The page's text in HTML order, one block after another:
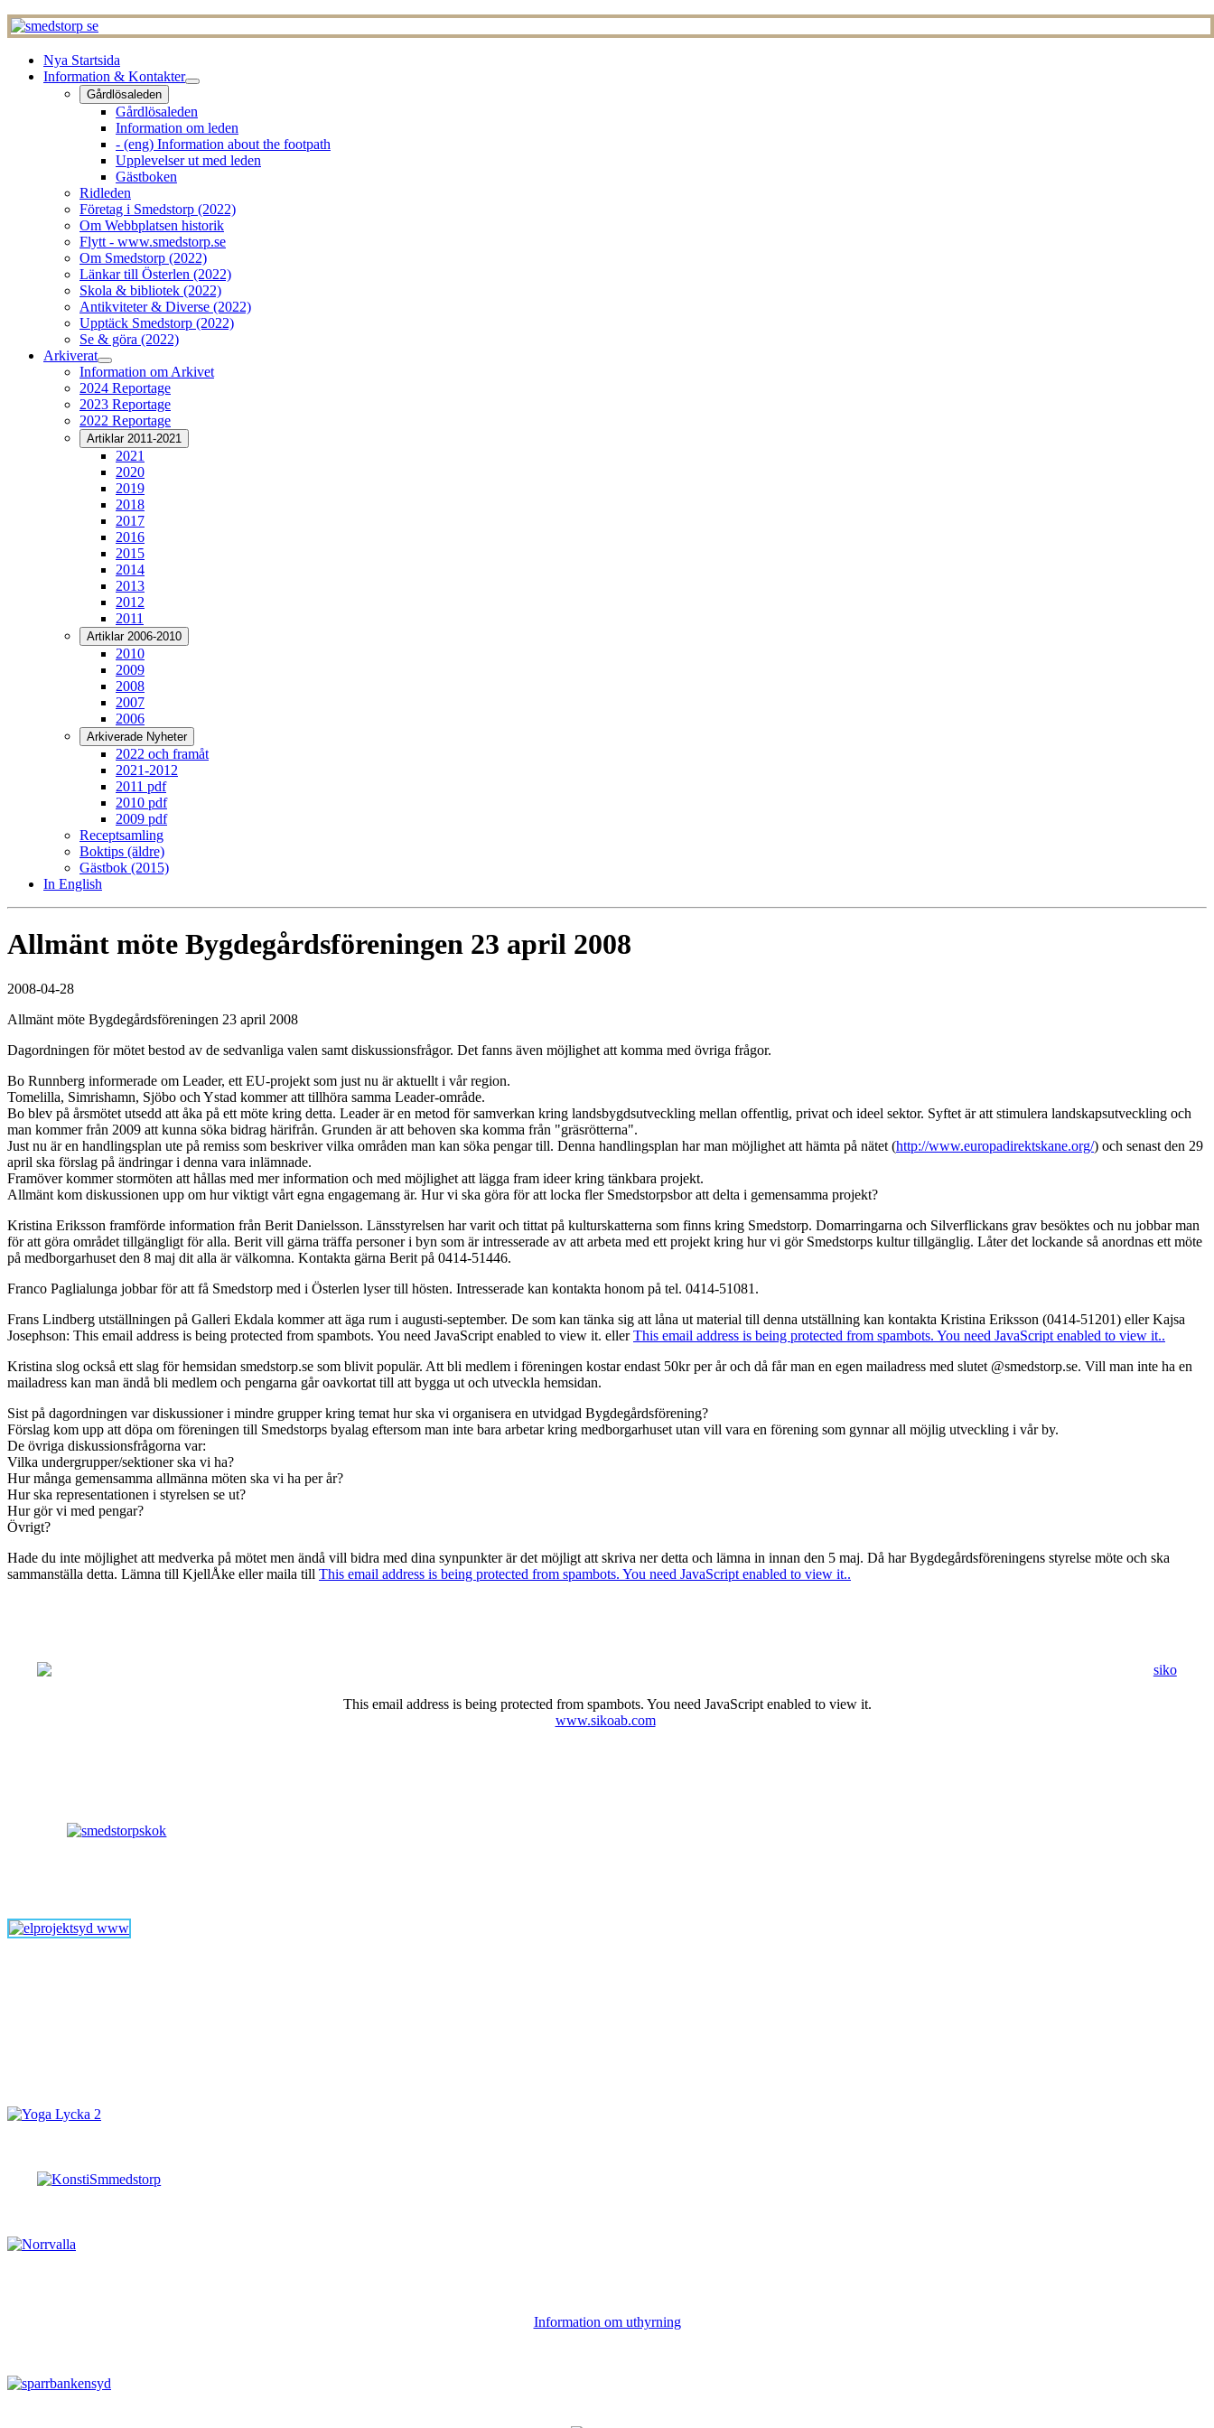
Nya Startsida
Information & Kontakter
Gårdlösaleden
Gårdlösaleden
Information om leden
- (eng) Information about the footpath
Upplevelser ut med leden
Gästboken
Ridleden
Företag i Smedstorp (2022)
Om Webbplatsen historik
Flytt - www.smedstorp.se
Om Smedstorp (2022)
Länkar till Österlen (2022)
Skola & bibliotek (2022)
Antikviteter & Diverse (2022)
Upptäck Smedstorp (2022)
Se & göra (2022)
Arkiverat
Information om Arkivet
2024 Reportage
2023 Reportage
2022 Reportage
Artiklar 2011-2021
2021
2020
2019
2018
2017
2016
2015
2014
2013
2012
2011
Artiklar 2006-2010
2010
2009
2008
2007
2006
Arkiverade Nyheter
2022 och framåt
2021-2012
2011 pdf
2010 pdf
2009 pdf
Receptsamling
Boktips (äldre)
Gästbok (2015)
In English
Allmänt möte Bygdegårdsföreningen 23 april 2008
2008-04-28
Allmänt möte Bygdegårdsföreningen 23 april 2008
Dagordningen för mötet bestod av de sedvanliga valen samt diskussionsfrågor. Det fanns även möjlighet att komma med övriga frågor.
Bo Runnberg informerade om Leader, ett EU-projekt som just nu är aktuellt i vår region.
Tomelilla, Simrishamn, Sjöbo och Ystad kommer att tillhöra samma Leader-område.
Bo blev på årsmötet utsedd att åka på ett möte kring detta. Leader är en metod för samverkan kring landsbygdsutveckling mellan offentlig, privat och ideel sektor. Syftet är att stimulera landskapsutveckling och
man kommer från 2009 att kunna söka bidrag härifrån. Grunden är att behoven ska komma från "gräsrötterna".
Just nu är en handlingsplan ute på remiss som beskriver vilka områden man kan söka pengar till. Denna handlingsplan har man möjlighet att hämta på nätet (http://www.europadirektskane.org/) och senast den 29
april ska förslag på ändringar i denna vara inlämnade.
Framöver kommer stormöten att hållas med mer information och med möjlighet att lägga fram ideer kring tänkbara projekt.
Allmänt kom diskussionen upp om hur viktigt vårt egna engagemang är. Hur vi ska göra för att locka fler Smedstorpsbor att delta i gemensamma projekt?
Kristina Eriksson framförde information från Berit Danielsson. Länsstyrelsen har varit och tittat på kulturskatterna som finns kring Smedstorp. Domarringarna och Silverflickans grav besöktes och nu jobbar man
för att göra området tillgängligt för alla. Berit vill gärna träffa personer i byn som är intresserade av att arbeta med ett projekt kring hur vi gör Smedstorps kultur tillgänglig. Låter det lockande så anordnas ett möte
på medborgarhuset den 8 maj dit alla är välkomna. Kontakta gärna Berit på 0414-51446.
Franco Paglialunga jobbar för att få Smedstorp med i Österlen lyser till hösten. Intresserade kan kontakta honom på tel. 0414-51081.
Frans Lindberg utställningen på Galleri Ekdala kommer att äga rum i augusti-september. De som kan tänka sig att låna ut material till denna utställning kan kontakta Kristina Eriksson (0414-51201) eller Kajsa
Josephson: This email address is being protected from spambots. You need JavaScript enabled to view it. ellerThis email address is being protected from spambots. You need JavaScript enabled to view it..
Kristina slog också ett slag för hemsidan smedstorp.se som blivit populär. Att bli medlem i föreningen kostar endast 50kr per år och då får man en egen mailadress med slutet @smedstorp.se. Vill man inte ha en
mailadress kan man ändå bli medlem och pengarna går oavkortat till att bygga ut och utveckla hemsidan.
Sist på dagordningen var diskussioner i mindre grupper kring temat hur ska vi organisera en utvidgad Bygdegårdsförening?
Förslag kom upp att döpa om föreningen till Smedstorps byalag eftersom man inte bara arbetar kring medborgarhuset utan vill vara en förening som gynnar all möjlig utveckling i vår by.
De övriga diskussionsfrågorna var:
Vilka undergrupper/sektioner ska vi ha?
Hur många gemensamma allmänna möten ska vi ha per år?
Hur ska representationen i styrelsen se ut?
Hur gör vi med pengar?
Övrigt?
Hade du inte möjlighet att medverka på mötet men ändå vill bidra med dina synpunkter är det möjligt att skriva ner detta och lämna in innan den 5 maj. Då har Bygdegårdsföreningens styrelse möte och ska
sammanställa detta. Lämna till KjellÅke eller maila till This email address is being protected from spambots. You need JavaScript enabled to view it..
This email address is being protected from spambots. You need JavaScript enabled to view it.
www.sikoab.com
Information om uthyrning